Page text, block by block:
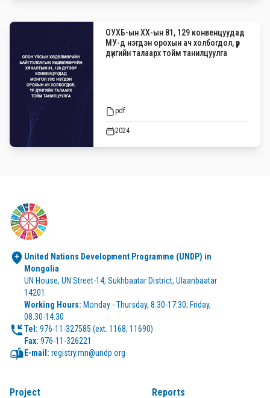
ОУХБ-ын ХХ-ын 81, 129 конвенцуудад
МУ-д нэгдэн орохын ач холбогдол, үр
дүнгийн талаарх тойм танилцуулга
pdf
2024
United Nations Development Programme (UNDP) in
Mongolia
UN House, UN Street-14, Sukhbaatar District, Ulaanbaatar
14201
Working Hours: Monday - Thursday, 8.30-17.30; Friday,
08.30-14.30
Tel:
Fax: 976-11-326221
E-mail: registry.mn@undp.org
Project Reports